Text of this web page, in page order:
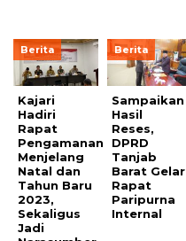
Berita
Kajari
Hadiri
Rapat
Pengamanan
Menjelang
Natal dan
Tahun Baru
2023,
Sekaligus
Jadi
Berita
Sampaikan
Hasil
Reses,
DPRD
Tanjab
Barat Gelar
Rapat
Paripurna
Internal